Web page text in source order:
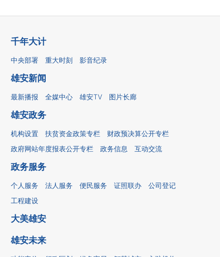
千年大计
中央部署 重大时刻 影音纪录
雄安新闻
最新播报 全媒中心 雄安TV 图片长廊
雄安政务
机构设置 扶贫资金政策专栏
财政预决算公开专栏
政府网站年度报表公开专栏
政务信息 互动交流
政务服务
个人服务 法人服务 便民服务 证照联办
公司登记
工程建设
大美雄安
雄安未来